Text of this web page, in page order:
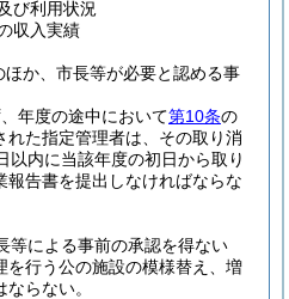
び利用状況
収入実績
ほか、市長等が必要と認める事
年度の途中において第10条の
れた指定管理者は、その取り消
以内に当該年度の初日から取り
報告書を提出しなければならな
等による事前の承認を得ない
を行う公の施設の模様替え、増
らない。